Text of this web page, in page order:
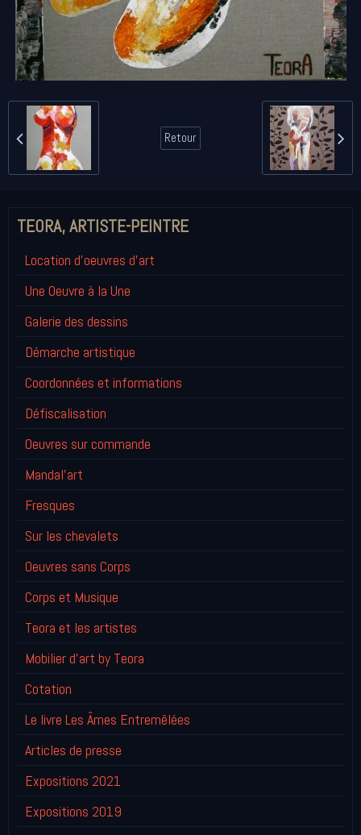
Retour
TEORA, ARTISTE-PEINTRE
Location d'oeuvres d'art
Une Oeuvre à la Une
Galerie des dessins
Démarche artistique
Coordonnées et informations
Défiscalisation
Oeuvres sur commande
Mandal'art
Fresques
Sur les chevalets
Oeuvres sans Corps
Corps et Musique
Teora et les artistes
Mobilier d'art by Teora
Cotation
Le livre Les Âmes Entremêlées
Articles de presse
Expositions 2021
Expositions 2019